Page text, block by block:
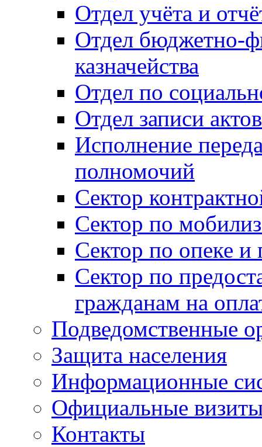
Отдел учёта и
Отдел бюджетно-
казначейства
Отдел по
Отдел записи
Исполнение
полномочий
Сектор
Сектор по
Сектор по опеке и
Сектор по
гражданам на
Подведомственные
Защита населения
Информационные
Официальные
Контакты